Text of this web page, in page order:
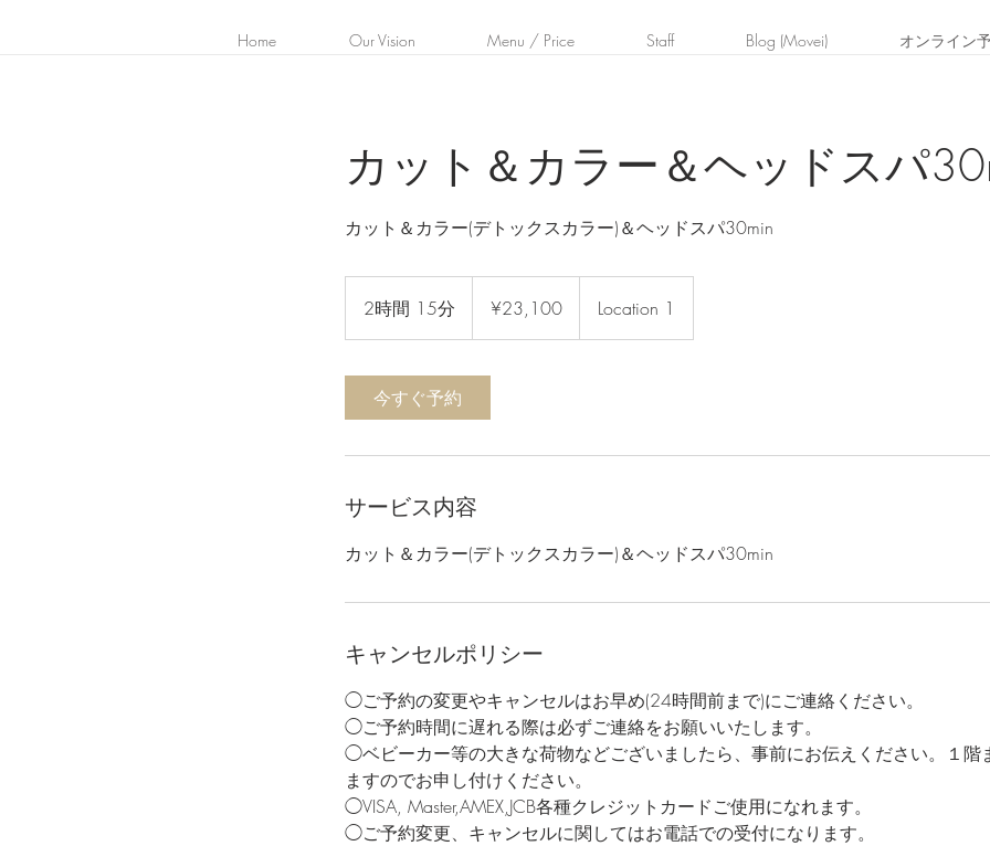
Home Our Vision Menu / Price Staff Blog (Movei) オンライン
カット＆カラー＆ヘッドスパ
カット＆カラー(デトックスカラー)＆ヘッドスパ30min
2時間 15分
時
1
5
¥23,100 Location 1
今すぐ予約
サービス内容
カット＆カラー(デトックスカラー)＆ヘッドスパ30min
キャンセルポリシー
◯ご予約の変更やキャンセルはお早め(24時間前まで)にご連絡ください。
◯ご予約時間に遅れる際は必ずご連絡をお願いいたします。
◯ベビーカー等の大きな荷物などございましたら、事前にお伝えください。１階
ますのでお申し付けください。
◯VISA, Master,AMEX,JCB各種クレジットカードご使用になれます。
◯ご予約変更、キャンセルに関してはお電話での受付になります。